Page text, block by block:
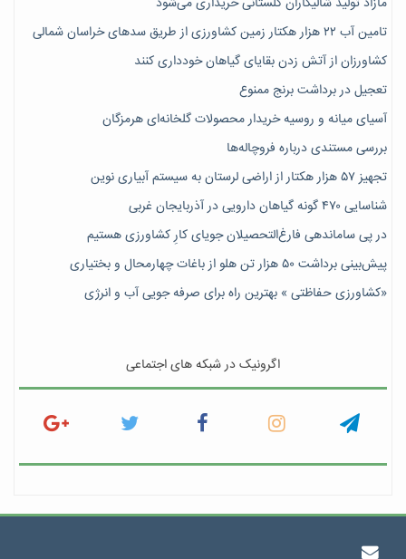
تامین آب ۲۲ هزار هکتار زمین کشاورزی از طریق سدهای خراسان شمالی
کشاورزان از آتش زدن بقایای گیاهان خودداری کنند
تعجیل در برداشت برنج ممنوع
آسیای میانه و روسیه خریدار محصولات گلخانه‌ای هرمزگان
بررسی مستندی درباره فروچاله‌ها
تجهیز ۵۷ هزار هکتار از اراضی لرستان به سیستم آبیاری نوین
شناسایی ۴۷٠ گونه گیاهان دارویی در آذربایجان غربی
در پی ساماندهی فارغ‌التحصیلان جویای کارِ کشاورزی هستیم
پیش‎‌بینی برداشت ۵۰ هزار تن هلو از باغات چهارمحال و بختیاری
«کشاورزی حفاظتی » بهترین راه برای صرفه جویی آب و انرژی
اگرونیک در شبکه های اجتماعی